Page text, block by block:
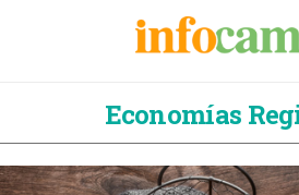
Economías